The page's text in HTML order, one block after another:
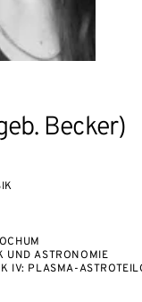
Becker)
UND ASTRONOMIE
IV: PLASMA-